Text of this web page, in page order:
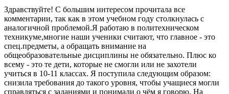
Здравствуйте! С большим интересом прочитала все
комментарии, так как в этом учебном году столкнулась с
аналогичной проблемой.Я работаю в политехническом
техникуме,многие наши ученики считают, что главное - это
спец.предметы, а обращать внимание на
общеобразовательные дисциплины не обязательно. Плюс ко
всему - это те дети, которые не смогли или не захотели
учиться в 10-11 классах. Я поступила следующим образом:
снизила требования до такого уровня, чтобы учащиеся могли
справляться с заданиями и понимали о чём я говорю. На